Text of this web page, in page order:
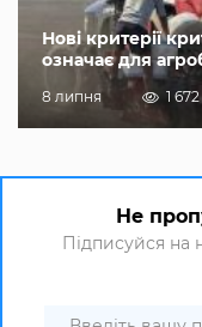
Нові критерії
означає для
8 липня 1 672
Не
Підписуйся на